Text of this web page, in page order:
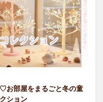
お部屋をまるごと冬の童
ション